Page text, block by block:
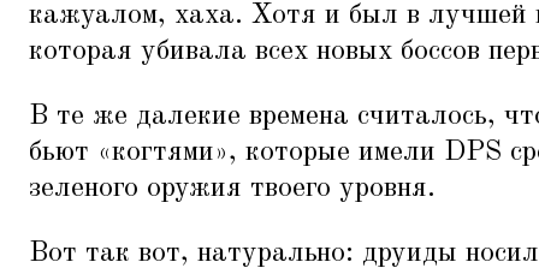
кажуалом, хаха. Хотя и был в лучшей
которая убивала всех новых боссов
В те же далекие времена считалось,
бьют «когтями», которые имели DPS
зеленого оружия твоего уровня.
Вот так вот, натурально: друиды